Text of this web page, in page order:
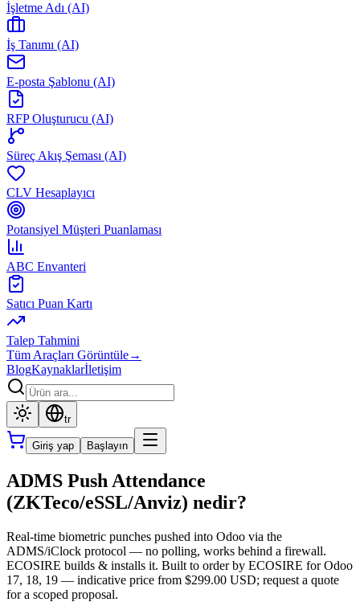
İşletme Adı (AI)
İş Tanımı (AI)
E-posta Şablonu (AI)
RFP Oluşturucu (AI)
Süreç Akış Şeması (AI)
CLV Hesaplayıcı
Potansiyel Müşteri Puanlaması
ABC Envanteri
Satıcı Puan Kartı
Talep Tahmini
Tüm Araçları Görüntüle→
BlogKaynaklarİletişim
tr
Giriş yap Başlayın
ADMS Push Attendance
(ZKTeco/eSSL/Anviz) nedir?
Real-time biometric punches pushed into Odoo via the
ADMS/iClock protocol — no polling, works behind a firewall.
ECOSIRE builds & installs it. Built to order by ECOSIRE for Odoo
17, 18, 19 — indicative price from $299.00 USD; request a quote
for a scoped proposal.